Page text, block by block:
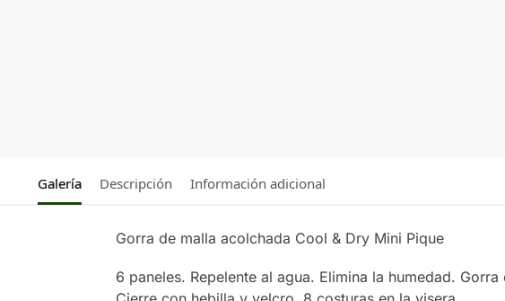
Galería Descripción Información adicional
Gorra de malla acolchada Cool & Dry Mini Pique
6 paneles. Repelente al agua. Elimina la humedad.